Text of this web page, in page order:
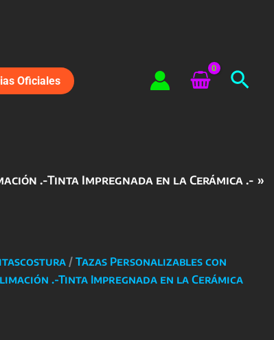
Oficiales
.-Tinta Impregnada en la Cerámica .-
/Tazas Personalizables con
.-Tinta Impregnada en la Cerámica